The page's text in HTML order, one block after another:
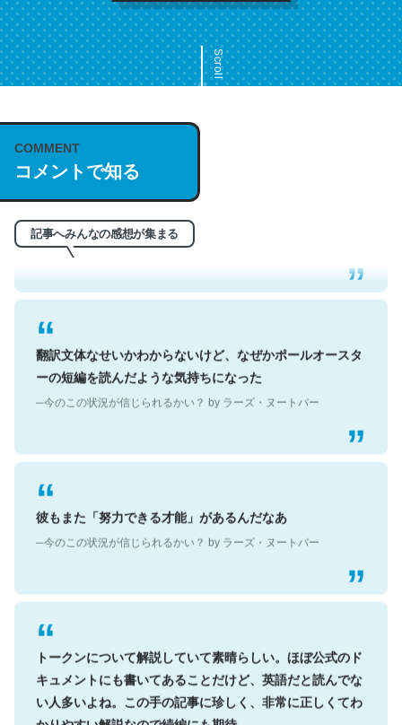
Scroll
COMMENT
コメントで知る
記事へみんなの感想が集まる
これは名文。彼はとてもクレバーなんだろうなと凄く思
う。英語少しでも読める人は原文もお勧め。自分はこの流
れ好き。Let’s Fucking Go. Then Covid hit. Shit.
─今のこの状況が信じられるかい？ by ラーズ・ヌートバー
翻訳文体なせいかわからないけど、なぜかポールオースタ
ーの短編を読んだような気持ちになった
彼もまた「努力できる才能」があるんだなあ
トークンについて解説していて素晴らしい。ほぼ公式のド
キュメントにも書いてあることだけど、英語だと読んでな
い人多いよね。この手の記事に珍しく、非常に正しくてわ
かりやすい解説なので続編にも期待。